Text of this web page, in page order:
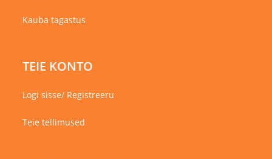
Kauba tagastus
TEIE KONTO
Logi sisse/ Registreeru
Teie tellimused